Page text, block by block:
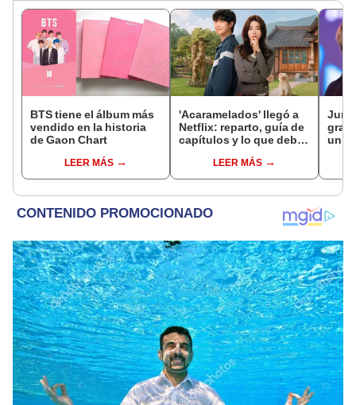
BTS tiene el álbum más
vendido en la historia
de Gaon Chart
LEER MÁS
'Acaramelados' llegó a
Netflix: reparto, guía de
capítulos y lo que debes
coreanaLEER MÁS